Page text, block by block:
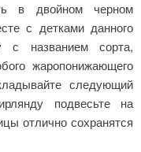
в двойном черном
с детками данного
с названием сорта,
жаропонижающего
следующий
подвесьте на
отлично сохранятся